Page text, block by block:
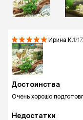
Ирина К.1/
Достоинства
Очень хорошо
Недостатки